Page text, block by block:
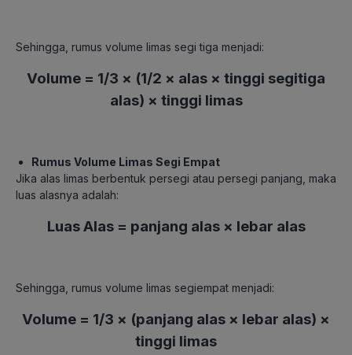
Sehingga, rumus volume limas segi tiga menjadi:
Volume = 1/3 × (1/2 × alas × tinggi segitiga
alas) × tinggi limas
Rumus Volume Limas Segi Empat
Jika alas limas berbentuk persegi atau persegi panjang, maka
luas alasnya adalah:
Luas Alas = panjang alas × lebar alas
Sehingga, rumus volume limas segiempat menjadi:
Volume = 1/3 × (panjang alas × lebar alas) ×
tinggi limas